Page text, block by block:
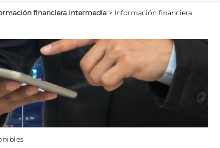
financiera intermedia > Información financiera